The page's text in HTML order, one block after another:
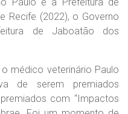
Recife (2022), o Governo
de Jaboatão dos
médico veterinário Paulo
de serem premiados
com “Impactos